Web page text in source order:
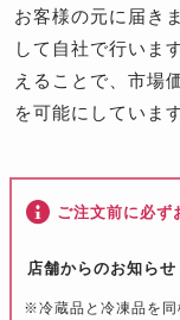
お客様の元に届き
して自社で行いま
えることで、市場
を可能にしています
ご注文前に必ず
店舗からのお知らせ
※冷蔵品と冷凍品を同